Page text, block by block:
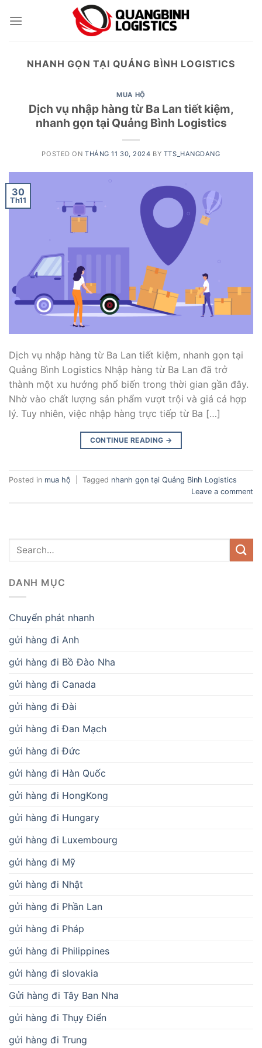
NHANH GỌN TẠI QUẢNG BÌNH LOGISTICS
MUA HỘ
Dịch vụ nhập hàng từ Ba Lan tiết kiệm,
nhanh gọn tại Quảng Bình Logistics
POSTED ONTHÁNG 11 30, 2024 BY TTS_HANGDANG
30
Th11
Dịch vụ nhập hàng từ Ba Lan tiết kiệm, nhanh gọn tại
Quảng Bình Logistics Nhập hàng từ Ba Lan đã trở
thành một xu hướng phổ biến trong thời gian gần đây.
Nhờ vào chất lượng sản phẩm vượt trội và giá cả hợp
lý. Tuy nhiên, việc nhập hàng trực tiếp từ Ba […]
CONTINUE READING →
Posted in mua hộ Tagged nhanh gọn tại Quảng Bình Logistics
Leave a comment
DANH MỤC
Chuyển phát nhanh
gửi hàng đi Anh
gửi hàng đi Bồ Đào Nha
gửi hàng đi Canada
gửi hàng đi Đài
gửi hàng đi Đan Mạch
gửi hàng đi Đức
gửi hàng đi Hàn Quốc
gửi hàng đi HongKong
gửi hàng đi Hungary
gửi hàng đi Luxembourg
gửi hàng đi Mỹ
gửi hàng đi Nhật
gửi hàng đi Phần Lan
gửi hàng đi Pháp
gửi hàng đi Philippines
gửi hàng đi slovakia
Gửi hàng đi Tây Ban Nha
gửi hàng đi Thụy Điển
gửi hàng đi Trung